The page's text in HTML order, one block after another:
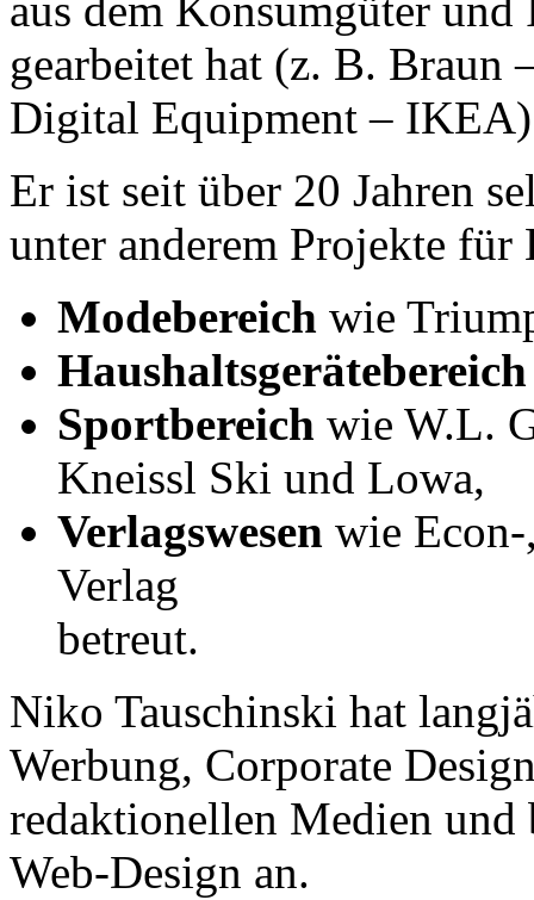
aus dem Konsumgüter
gearbeitet hat (z. B.
Digital Equipment –
Er ist seit über 20 Jahren
unter anderem Projekte für
Modebereich wie
Haushaltsgerätebereich
Sportbereich wie W.L.
Kneissl Ski und Lowa,
Verlagswesen wie
Verlag
betreut.
Niko Tauschinski hat
Werbung, Corporate
redaktionellen Medien und
Web-Design an.